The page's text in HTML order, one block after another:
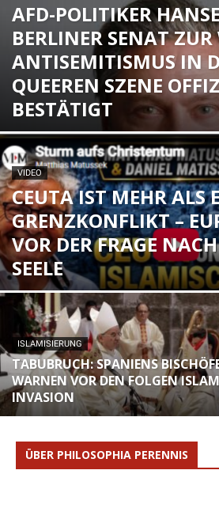
AFD-POLITIKER
BERLINER SENAT
ANTISEMITISMUS IN
QUEEREN SZENE
BESTÄTIGT
VIDEO
CEUTA IST MEHR ALS
GRENZKONFLIKT –
VOR DER FRAGE
SEELE
ISLAMISIERUNG
TABUBRUCH: SPANIENS
WARNEN VOR DEN FOLGEN
INVASION
ÜBER PHILOSOPHIA PERENNIS